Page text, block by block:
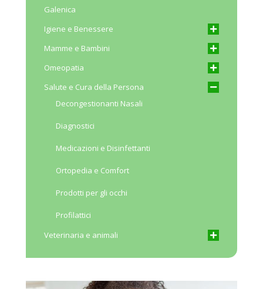
Galenica
Igiene e Benessere
Mamme e Bambini
Omeopatia
Salute e Cura della Persona
Decongestionanti Nasali
Diagnostici
Medicazioni e Disinfettanti
Ortopedia e Comfort
Prodotti per gli occhi
Profilattici
Veterinaria e animali